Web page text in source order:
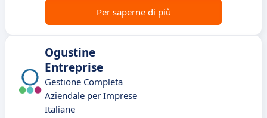
Per saperne di più
Ogustine
Entreprise
Gestione Completa
Aziendale per Imprese
Italiane